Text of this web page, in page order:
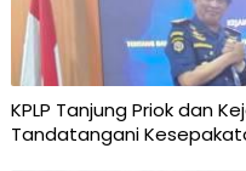
KPLP Tanjung Priok dan
Tandatangani